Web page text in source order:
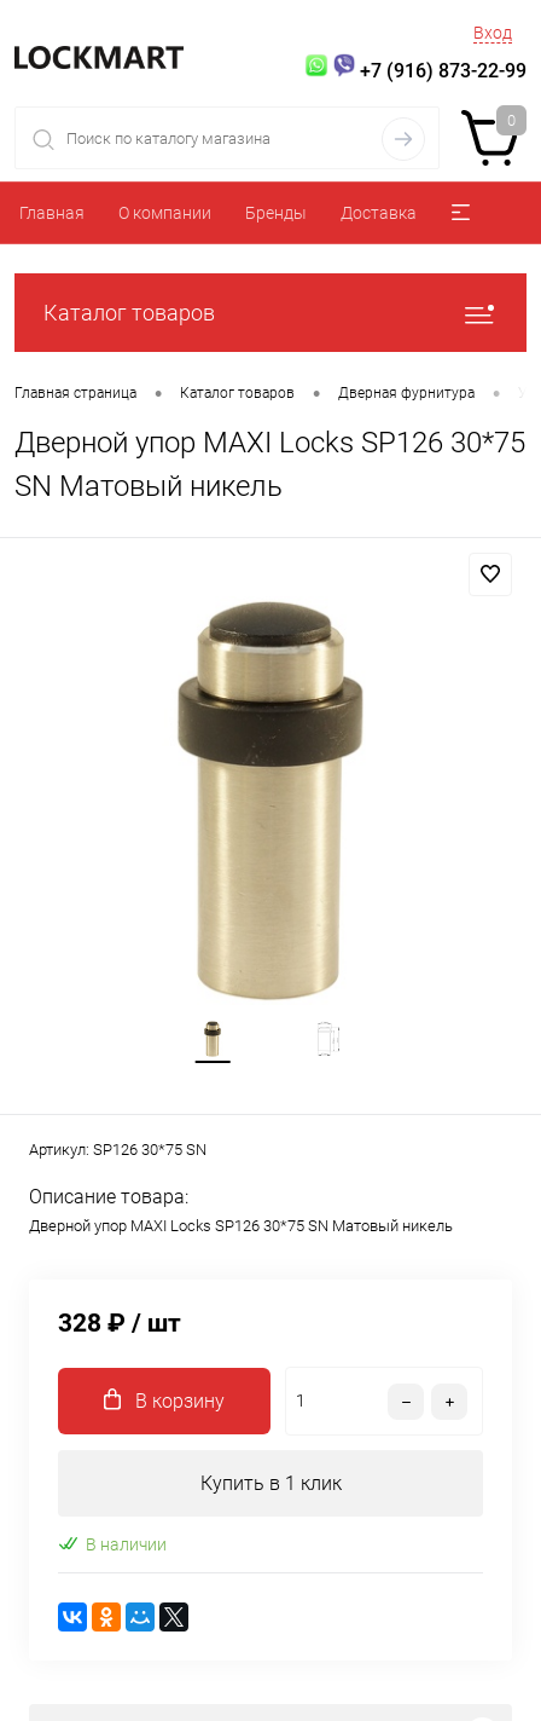
Вход
+7 (916) 873-22-99
0
Главная О компании Бренды Доставка
Каталог товаров
Главная страница • Каталог товаров • Дверная фурнитура •
Дверной упор MAXI Locks SP126 30*75
SN Матовый никель
Артикул: SP126 30*75 SN
Описание товара:
Дверной упор MAXI Locks SP126 30*75 SN Матовый никель
328 ₽ / шт
В корзину
Купить в 1 клик
В наличии